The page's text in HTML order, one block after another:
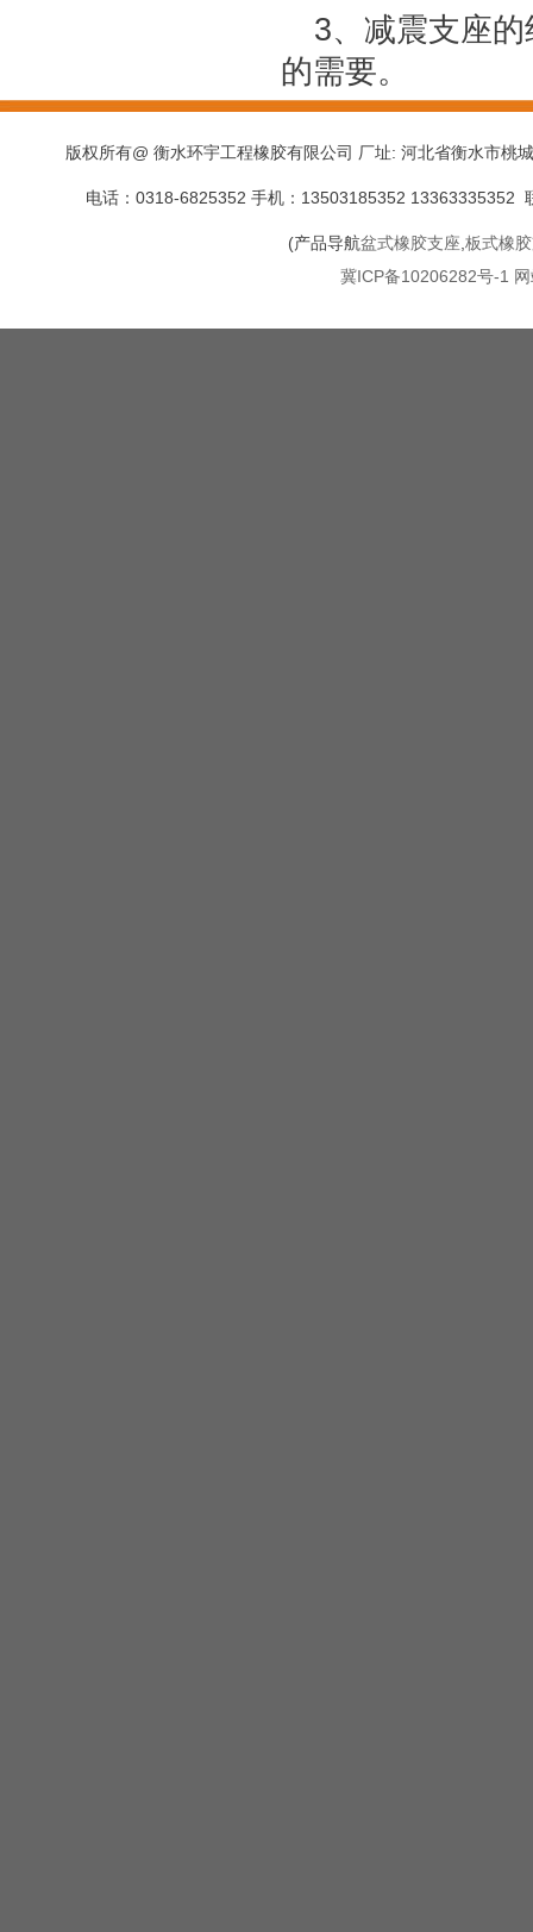
3、减震支座
的需要。
版权所有@ 衡水环宇工程橡胶有限公司 厂址: 河北省衡水市
电话：0318-6825352 手机：13503185352
(产品导航盆式橡胶支座 板式橡
冀ICP备10206282号-1